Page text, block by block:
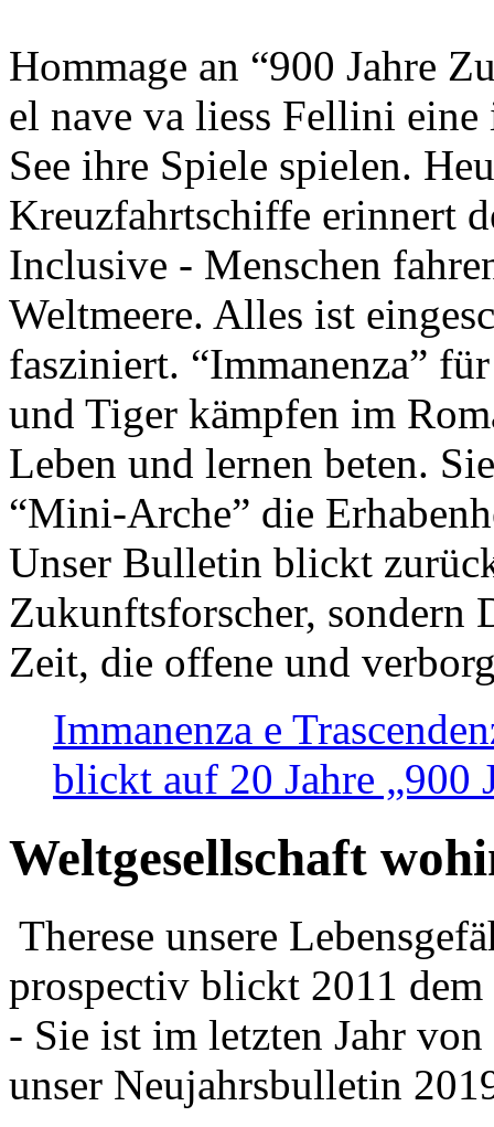
Hommage an “900 Jahre
el nave va liess Fellini
See ihre Spiele spielen.
Kreuzfahrtschiffe erinnert
Inclusive - Menschen
Weltmeere. Alles ist
fasziniert. “Immanenza”
und Tiger kämpfen im
Leben und lernen beten.
“Mini-Arche” die
Unser Bulletin blickt
Zukunftsforscher, sondern
Zeit, die offene und
Immanenza e
blickt auf 20 Jahre „900
Weltgesellschaft
Therese unsere
prospectiv blickt 2011
- Sie ist im letzten Jahr
unser Neujahrsbulletin